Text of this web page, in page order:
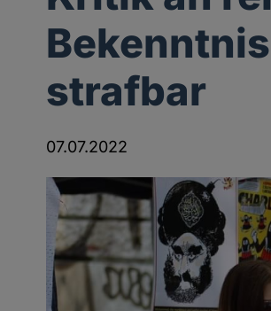
strafbar
07.07.2022